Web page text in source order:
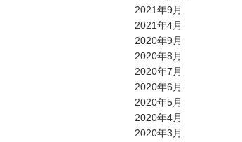
2021年9月
2021年4月
2020年9月
2020年8月
2020年7月
2020年6月
2020年5月
2020年4月
2020年3月